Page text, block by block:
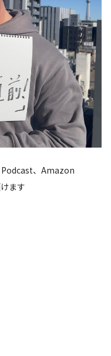
Podcast、Amazon
ます